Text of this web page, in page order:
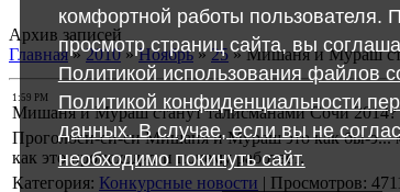
Архив записей
Главная » 2010 » Ноябрь » 25 » Мишаня и Мураш
1:59 PM
Мишаня и Мураш станут талисманами Сочи 2014?
Проголоси-си-си Мишаня и Мураш это как бы-э...
как это происходит и почему работает.
Категория: Конкурсные новости | Просмотров:
комфортной работы пользователя.
просмотр страниц сайта, вы
Политикой использования файлов
Политикой конфиденциальности
данных. В случае, если вы не
необходимо покинуть сайт.